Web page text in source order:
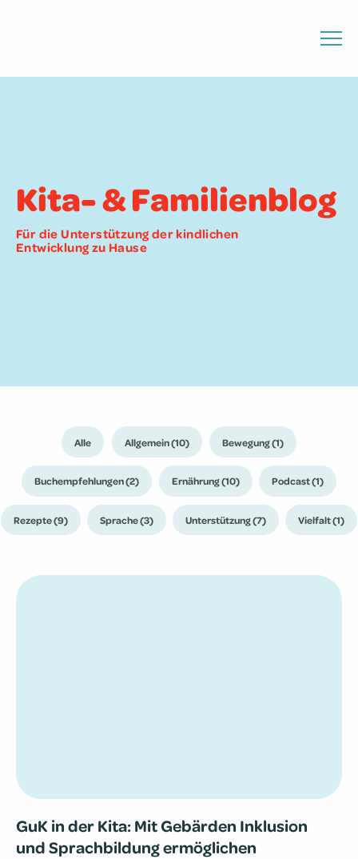
Kita- & Familienblog
Für die Unterstützung der kindlichen
Entwicklung zu Hause
Alle Allgemein (10) Bewegung (1)
Buchempfehlungen (2) Ernährung (10) Podcast (1)
Rezepte (9) Sprache (3) Unterstützung (7) Vielfalt (1)
GuK in der Kita: Mit Gebär­den Inklu­sion
und Sprach­bil­dung ermöglichen